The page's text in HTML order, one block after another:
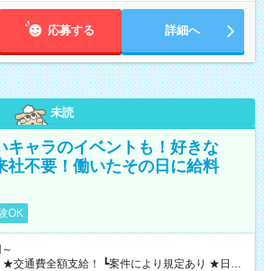
応募する 詳細へ
未読
キャラのイベントも！好きな
不要！働いたその日に給料
OK